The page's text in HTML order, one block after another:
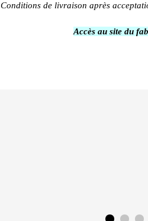
Conditions de livraison après
Accès au site du